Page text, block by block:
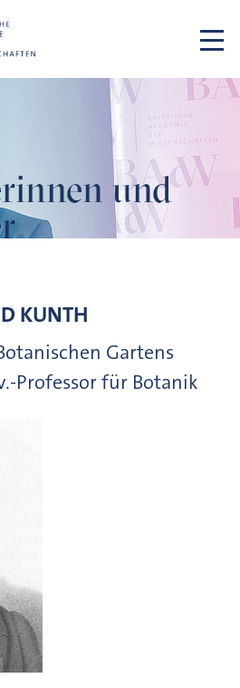
und
KUNTH
Gartens
Professor für Botanik